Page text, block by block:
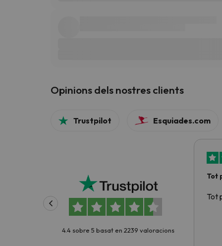
Opinions dels nostres clients
Trustpilot Esquiades.com
4.4 sobre 5 basat en 2239 valoracions
Tot
Tot